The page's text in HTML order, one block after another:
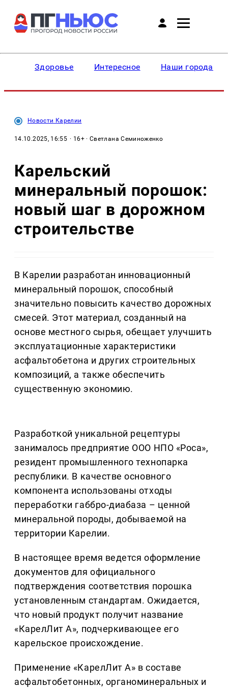
Здоровье Интересное Наши города
Новости Карелии
14.10.2025, 16:55 · 16+ · Светлана Семиноженко
Карельский
минеральный порошок:
новый шаг в дорожном
строительстве
В Карелии разработан инновационный
минеральный порошок, способный
значительно повысить качество дорожных
смесей. Этот материал, созданный на
основе местного сырья, обещает улучшить
эксплуатационные характеристики
асфальтобетона и других строительных
композиций, а также обеспечить
существенную экономию.
Разработкой уникальной рецептуры
занималось предприятие ООО НПО «Роса»,
резидент промышленного технопарка
республики. В качестве основного
компонента использованы отходы
переработки габбро-диабаза – ценной
минеральной породы, добываемой на
территории Карелии.
В настоящее время ведется оформление
документов для официального
подтверждения соответствия порошка
установленным стандартам. Ожидается,
что новый продукт получит название
«КарелЛит А», подчеркивающее его
карельское происхождение.
Применение «КарелЛит А» в составе
асфальтобетонных, органоминеральных и